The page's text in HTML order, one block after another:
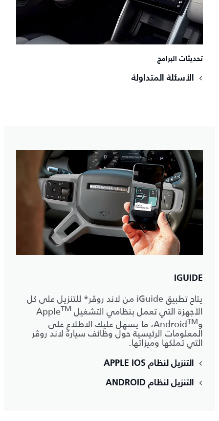
تحديثات البرامج
الأسئلة المتداولة
IGUIDE
يتاح تطبيق iGuide من لاند روڤر* للتنزيل على كل
الأجهزة التي تعمل بنظامي التشغيل Apple ‎TM
وAndroid‎TM ‎، ما يسهل عليك الاطلاع على
المعلومات الرئيسية حول وظائف سيارة لاند روڤر
التي تملكها وميزاتها.
التنزيل لنظام APPLE IOS
التنزيل لنظام ANDROID